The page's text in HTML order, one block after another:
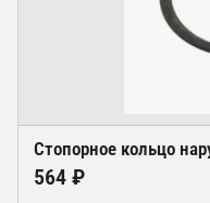
Стопорное кольцо
564 ₽